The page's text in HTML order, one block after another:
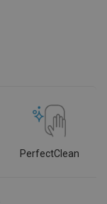
PerfectClean